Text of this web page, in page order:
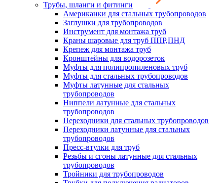
Трубы, шланги и фитинги
Американки для стальных трубопроводов
Заглушки для трубопроводов
Инструмент для монтажа труб
Краны шаровые для труб ППР,ПНД
Крепеж для монтажа труб
Кронштейны для водорозеток
Муфты для полипропиленовых труб
Муфты для стальных трубопроводов
Муфты латунные для стальных
трубопроводов
Ниппели латунные для стальных
трубопроводов
Переходники для стальных трубопроводов
Переходники латунные для стальных
трубопроводов
Пресс-втулки для труб
Резьбы и сгоны латунные для стальных
трубопроводов
Тройники для трубопроводов